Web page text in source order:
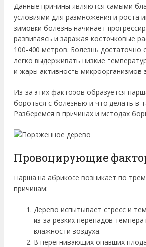
Данные причины являются самыми
условиями для размножения и роста
зимовки болезнь начинает
развиваясь и заражая косточковые
100-400 метров. Болезнь достаточно
легко выдерживать низкие
и жары активность микроорганизмов
Из-за этих факторов образуется
бороться с болезнью и что делать в
Разберемся в причинах и методах
Провоцирующие
Парша на абрикосе возникает по
причинам:
Дерево испытывает стресс и
из-за резких перепадов
влажности воздуха.
В перегнивающих опавших